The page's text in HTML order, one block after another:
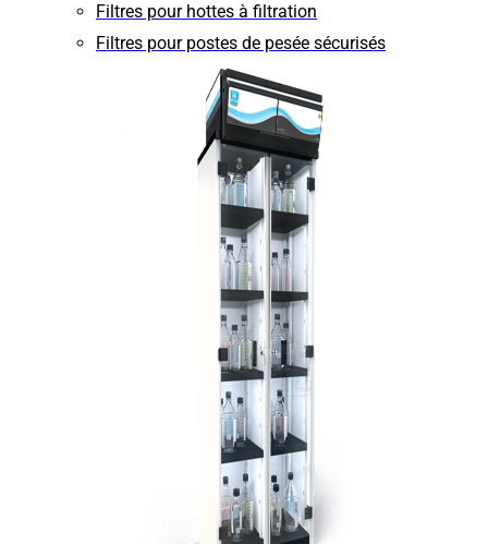
Filtres pour hottes à filtration
Filtres pour postes de pesée sécurisés